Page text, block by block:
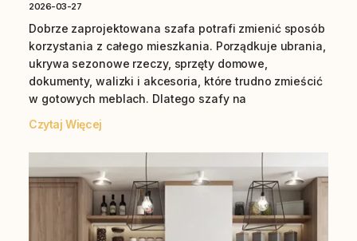
2026-03-27
Dobrze zaprojektowana szafa potrafi zmienić sposób
korzystania z całego mieszkania. Porządkuje ubrania,
ukrywa sezonowe rzeczy, sprzęty domowe,
dokumenty, walizki i akcesoria, które trudno zmieścić
w gotowych meblach. Dlatego szafy na
Czytaj Więcej